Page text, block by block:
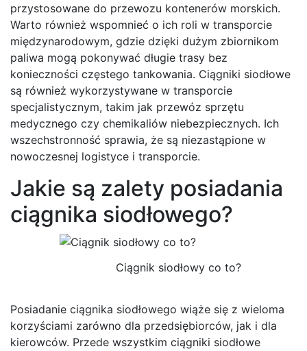
przystosowane do przewozu kontenerów morskich.
Warto również wspomnieć o ich roli w transporcie
międzynarodowym, gdzie dzięki dużym zbiornikom
paliwa mogą pokonywać długie trasy bez
konieczności częstego tankowania. Ciągniki siodłowe
są również wykorzystywane w transporcie
specjalistycznym, takim jak przewóz sprzętu
medycznego czy chemikaliów niebezpiecznych. Ich
wszechstronność sprawia, że są niezastąpione w
nowoczesnej logistyce i transporcie.
Jakie są zalety posiadania
ciągnika siodłowego?
Ciągnik siodłowy co to?
Posiadanie ciągnika siodłowego wiąże się z wieloma
korzyściami zarówno dla przedsiębiorców, jak i dla
kierowców. Przede wszystkim ciągniki siodłowe